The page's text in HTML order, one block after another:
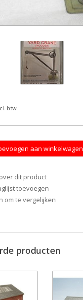
btw
aan winkelwagen
dit product
toevoegen
om te vergelijken
producten